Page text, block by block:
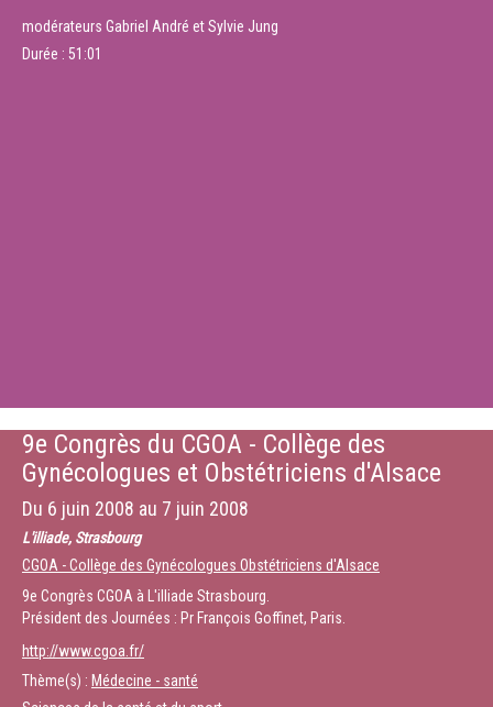
modérateurs Gabriel André et Sylvie Jung
Durée : 51:01
9e Congrès du CGOA - Collège des
Gynécologues et Obstétriciens d'Alsace
Du 6 juin 2008 au 7 juin 2008
L'illiade, Strasbourg
CGOA - Collège des Gynécologues Obstétriciens d'Alsace
9e Congrès CGOA à L'illiade Strasbourg.
Président des Journées : Pr François Goffinet, Paris.
http://www.cgoa.fr/
Thème(s) : Médecine - santé